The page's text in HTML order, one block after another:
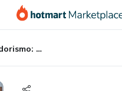
Empreendedorismo: Abra seu negócio do zero